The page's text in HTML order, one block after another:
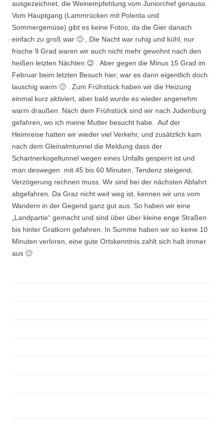
ausgezeichnet, die Weinempfehlung vom Juniorchef genauso.
Vom Hauptgang (Lammrücken mit Polenta und
Sommergemüse) gibt es keine Fotos, da die Gier danach
einfach zu groß war 🙂 , Die Nacht war ruhig und kühl, nur
frische 9 Grad waren wir auch nicht mehr gewohnt nach den
heißen letzten Nächten 😉 . Aber gegen die Minus 15 Grad im
Februar beim letzten Besuch hier, war es dann eigentlich doch
lauschig warm 🙂 . Zum Frühstück haben wir die Heizung
einmal kurz aktiviert, aber bald wurde es wieder angenehm
warm draußen. Nach dem Frühstück sind wir nach Judenburg
gefahren, wo ich meine Mutter besucht habe. Auf der
Heimreise hatten wir wieder viel Verkehr, und zusätzlich kam
nach dem Gleinalmtunnel die Meldung dass der
Schartnerkogeltunnel wegen eines Unfalls gesperrt ist und
man deswegen mit 45 bis 60 Minuten, Tendenz steigend,
Verzögerung rechnen muss. Wir sind bei der nächsten Abfahrt
abgefahren. Da Graz nicht weit weg ist, kennen wir uns vom
Wandern in der Gegend ganz gut aus. So haben wir eine
„Landpartie“ gemacht und sind über über kleine enge Straßen
bis hinter Gratkorn gefahren. In Summe haben wir so keine 10
Minuten verloren, eine gute Ortskenntnis zahlt sich halt immer
aus 🙂